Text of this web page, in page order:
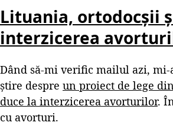
Lituania, ortodocșii
interzicerea
Dând să-mi verific mailul azi, mi-
știre despre un proiect de lege
duce la interzicerea avorturilor.
cu avorturi.